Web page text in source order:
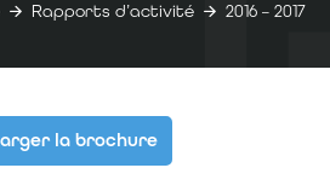
Rapports d’activité 2016 – 2017
la brochure